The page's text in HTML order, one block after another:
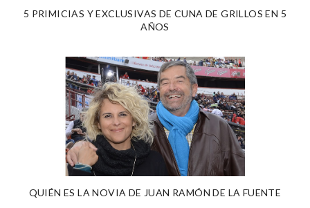
5 PRIMICIAS Y EXCLUSIVAS DE CUNA DE GRILLOS EN 5
AÑOS
QUIÉN ES LA NOVIA DE JUAN RAMÓN DE LA FUENTE